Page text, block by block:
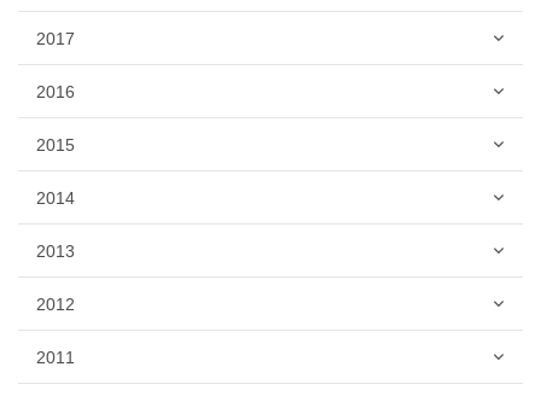
2017
2016
2015
2014
2013
2012
2011